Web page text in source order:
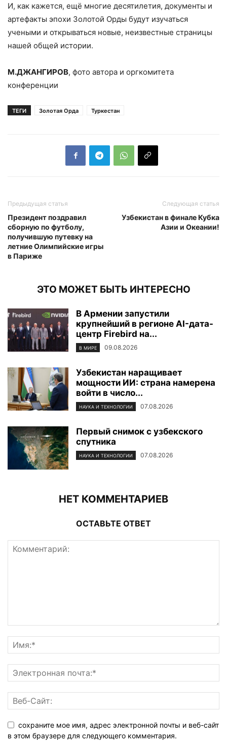
И, как кажется, ещё многие десятилетия, документы и
артефакты эпохи Золотой Орды будут изучаться
учеными и открываться новые, неизвестные страницы
нашей общей истории.
М.ДЖАНГИРОВ, фото автора и оргкомитета
конференции
ТЕГИ Золотая Орда Туркестан
Предыдущая статья
Президент поздравил
сборную по футболу,
получившую путевку на
летние Олимпийские игры
в Париже
Следующая статья
Узбекистан в финале Кубка
Азии и Океании!
ЭТО МОЖЕТ БЫТЬ ИНТЕРЕСНО
В Армении запустили
крупнейший в регионе AI-дата-
центр Firebird на...
В МИРЕ 09.08.2026
Узбекистан наращивает
мощности ИИ: страна намерена
войти в число...
НАУКА И ТЕХНОЛОГИИ 07.08.2026
Первый снимок с узбекского
спутника
НАУКА И ТЕХНОЛОГИИ 07.08.2026
НЕТ КОММЕНТАРИЕВ
ОСТАВЬТЕ ОТВЕТ
сохраните мое имя, адрес электронной почты и веб-сайт
в этом браузере для следующего комментария.